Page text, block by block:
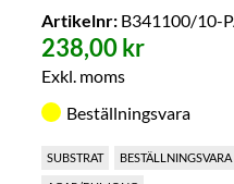
Artikelnr:B341100/10-
238,00 kr
Exkl. moms
Beställningsvara
SUBSTRAT BESTÄLLNINGSVARA